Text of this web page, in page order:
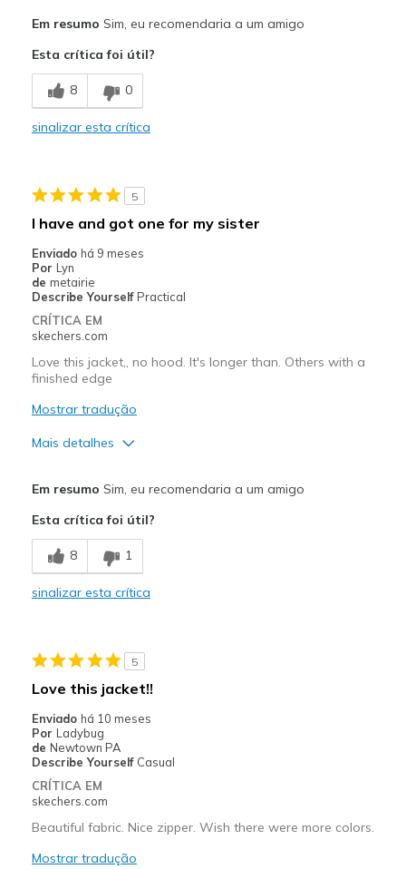
Comfortable
Durable
Casual Wear
Travel
Width
Sizing
View On Shoes
I'm Into Shoes
Em resumo Sim, eu recomendaria a um amigo
Esta crítica foi útil?
8 0
sinalizar esta crítica
5
I have and got one for my sister
Enviado há 9 meses
Por Lyn
de metairie
Describe Yourself Practical
CRÍTICA EM
skechers.com
Love this jacket,, no hood. It's longer than. Others with a
finished edge
Mostrar tradução
Mais detalhes
Comfortable
Stylish
Em resumo Sim, eu recomendaria a um amigo
Esta crítica foi útil?
8 1
sinalizar esta crítica
5
Love this jacket!!
Enviado há 10 meses
Por Ladybug
de Newtown PA
Describe Yourself Casual
CRÍTICA EM
skechers.com
Beautiful fabric. Nice zipper. Wish there were more colors.
Mostrar tradução